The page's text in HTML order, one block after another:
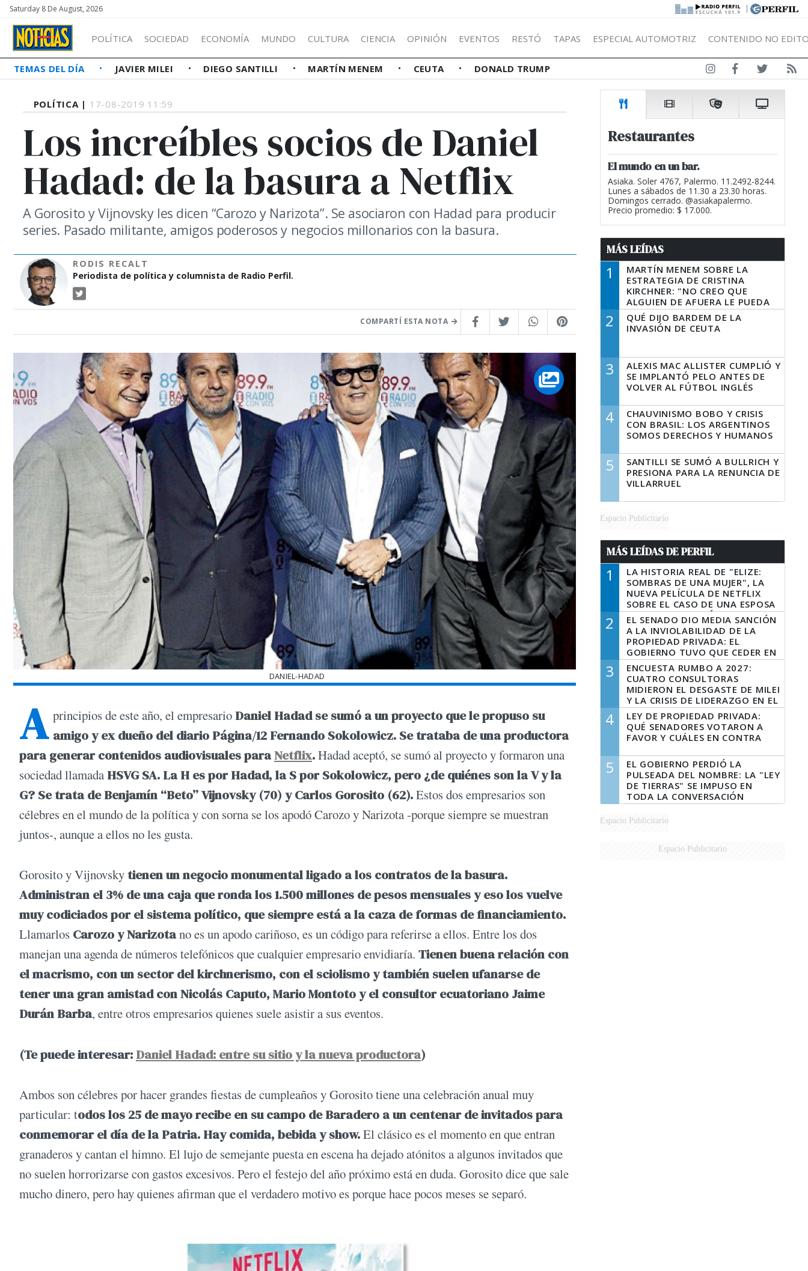
Saturday 8 De August, 2026 |
POLÍTICA SOCIEDAD ECONOMÍA MUNDO CULTURA CIENCIA OPINIÓN EVENTOS RESTÓ TAPAS ESPECIAL AUTOMOTRIZ CONTENIDO NO
TEMAS DEL DÍA JAVIER MILEI DIEGO SANTILLI MARTÍN MENEM CEUTA DONALD TRUMP
POLÍTICA | 17-08-2019 11:59
Los increíbles socios de Daniel
Hadad: de la basura a Netflix
A Gorosito y Vijnovsky les dicen “Carozo y Narizota”. Se asociaron con Hadad para producir
series. Pasado militante, amigos poderosos y negocios millonarios con la basura.
RODIS RECALT
Periodista de política y columnista de Radio Perfil.
COMPARTÍ ESTA NOTA
DANIEL-HADAD
A principios de este año, el empresario Daniel Hadad se sumó a un proyecto que le propuso su
amigo y ex dueño del diario Página/12 Fernando Sokolowicz. Se trataba de una productora
para generar contenidos audiovisuales paraNetflix.Hadad aceptó, se sumó al proyecto y formaron una
sociedad llamada HSVG SA. La H es por Hadad, la S por Sokolowicz, pero ¿de quiénes son la V y la
G? Se trata de Benjamín “Beto” Vijnovsky (70) y Carlos Gorosito (62).Estos dos empresarios son
célebres en el mundo de la política y con sorna se los apodó Carozo y Narizota -porque siempre se muestran
juntos-, aunque a ellos no les gusta.
Gorosito y Vijnovskytienen un negocio monumental ligado a los contratos de la basura.
Administran el 3% de una caja que ronda los 1.500 millones de pesos mensuales y eso los vuelve
muy codiciados por el sistema político, que siempre está a la caza de formas de financiamiento.
Llamarlos Carozo y Narizotano es un apodo cariñoso, es un código para referirse a ellos. Entre los dos
manejan una agenda de números telefónicos que cualquier empresario envidiaría. Tienen buena relación con
el macrismo, con un sector del kirchnerismo, con el sciolismo y también suelen ufanarse de
tener una gran amistad con Nicolás Caputo, Mario Montoto y el consultor ecuatoriano Jaime
Durán Barba, entre otros empresarios quienes suele asistir a sus eventos.
(Te puede interesar: Daniel Hadad: entre su sitio y la nueva productora)
Ambos son célebres por hacer grandes fiestas de cumpleaños y Gorosito tiene una celebración anual muy
particular: todos los 25 de mayo recibe en su campo de Baradero a un centenar de invitados para
conmemorar el día de la Patria. Hay comida, bebida y show.El clásico es el momento en que entran
granaderos y cantan el himno. El lujo de semejante puesta en escena ha dejado atónitos a algunos invitados que
no suelen horrorizarse con gastos excesivos. Pero el festejo del año próximo está en duda. Gorosito dice que sale
mucho dinero, pero hay quienes afirman que el verdadero motivo es porque hace pocos meses se separó.
Restaurantes
El mundo en un bar.
Asiaka. Soler 4767, Palermo. 11.2492-8244.
Lunes a sábados de 11.30 a 23.30 horas.
Domingos cerrado. @asiakapalermo.
Precio promedio: $ 17.000.
MÁS LEÍDAS
1
MARTÍN MENEM SOBRE LA
ESTRATEGIA DE CRISTINA
KIRCHNER: "NO CREO QUE
ALGUIEN DE AFUERA LE PUEDA
DECIR A LA JUSTICIA LO QUE
TIENE QUE HACER"
2
QUÉ DIJO BARDEM DE LA
INVASIÓN DE CEUTA
3
ALEXIS MAC ALLISTER CUMPLIÓ Y
SE IMPLANTÓ PELO ANTES DE
VOLVER AL FÚTBOL INGLÉS
4
CHAUVINISMO BOBO Y CRISIS
CON BRASIL: LOS ARGENTINOS
SOMOS DERECHOS Y HUMANOS
5
SANTILLI SE SUMÓ A BULLRICH Y
PRESIONA PARA LA RENUNCIA DE
VILLARRUEL
Espacio Publicitario
MÁS LEÍDAS DE PERFIL
1
LA HISTORIA REAL DE "ELIZE:
SOMBRAS DE UNA MUJER", LA
NUEVA PELÍCULA DE NETFLIX
SOBRE EL CASO DE UNA ESPOSA
QUE DESCUARTIZÓ A SU
MARIDO
2
EL SENADO DIO MEDIA SANCIÓN
A LA INVIOLABILIDAD DE LA
PROPIEDAD PRIVADA: EL
GOBIERNO TUVO QUE CEDER EN
LA LEY DEL MANEJO DEL FUEGO
3
ENCUESTA RUMBO A 2027:
CUATRO CONSULTORAS
MIDIERON EL DESGASTE DE MILEI
Y LA CRISIS DE LIDERAZGO EN EL
PERONISMO
4
LEY DE PROPIEDAD PRIVADA:
QUÉ SENADORES VOTARON A
FAVOR Y CUÁLES EN CONTRA
5
EL GOBIERNO PERDIÓ LA
PULSEADA DEL NOMBRE: LA "LEY
DE TIERRAS" SE IMPUSO EN
TODA LA CONVERSACIÓN
DIGITAL
Espacio Publicitario
Espacio Publicitario